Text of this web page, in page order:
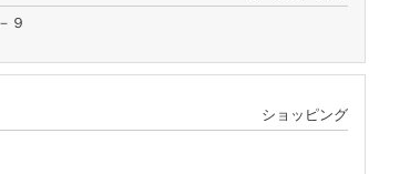
９
ショッピング